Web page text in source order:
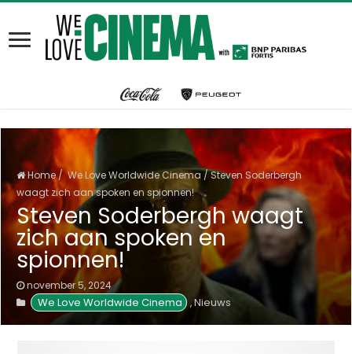
Home/ We Love Worldwide Cinema/Steven Soderbergh
waagt zich aan spoken en spionnen!
Steven Soderbergh waagt
zich aan spoken en
spionnen!
november 5, 2024
We Love Worldwide Cinema ,Nieuws